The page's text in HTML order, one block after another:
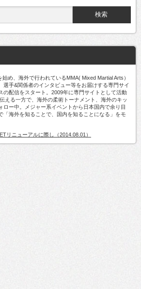
め、海外で行われているMMA( Mixed Martial Arts）
選手&関係者のインタビュー等をお届けする専門サイ
の配信をスタート。2009年に専門サイトとして活動
える一方で、海外の柔術トーナメント、海外のキッ
ロー中。メジャー系イベントから日本国内で余り目
「海外を知ることで、国内を知ることになる」をモ
リニューアルに際し（2014.08.01）